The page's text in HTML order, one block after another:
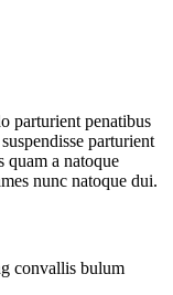
parturient penatibus
parturient
quam a natoque
nunc natoque dui.
convallis bulum